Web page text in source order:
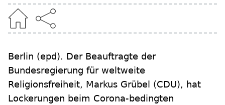
Berlin (epd). Der Beauftragte der
Bundesregierung für weltweite
Religionsfreiheit, Markus Grübel (CDU), hat
Lockerungen beim Corona-bedingten